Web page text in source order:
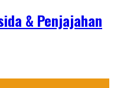
& Penjajahan